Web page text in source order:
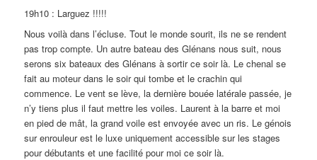
19h10 : Larguez !!!!!
Nous voilà dans l’écluse. Tout le monde sourit, ils ne se rendent
pas trop compte. Un autre bateau des Glénans nous suit, nous
serons six bateaux des Glénans à sortir ce soir là. Le chenal se
fait au moteur dans le soir qui tombe et le crachin qui
commence. Le vent se lève, la dernière bouée latérale passée, je
n’y tiens plus il faut mettre les voiles. Laurent à la barre et moi
en pied de mât, la grand voile est envoyée avec un ris. Le génois
sur enrouleur est le luxe uniquement accessible sur les stages
pour débutants et une facilité pour moi ce soir là.